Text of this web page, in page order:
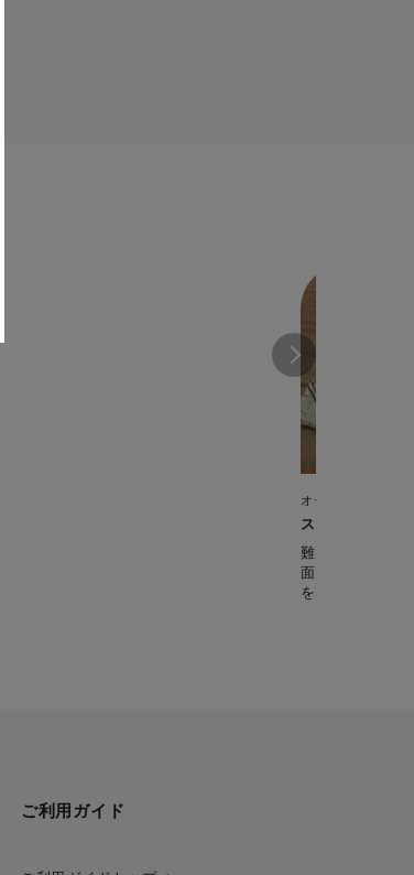
オール・イン・ワ
スペアリブのレ
難しそうな骨付
面に焼き目をつ
を通します。
ご利用ガイド